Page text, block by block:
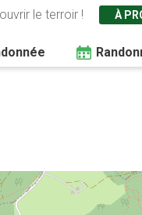
le terroir ! À